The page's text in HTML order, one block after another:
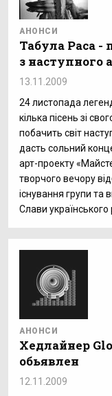
АНОНСИ
Табула Раса -
з наступного
13.11.2009
24 листопада
кілька пісень зі
побачить світ
дасть сольний
арт-проекту
творчого вечору
існування групи та
Слави українського
АНОНСИ
Хедлайнер
обьявлен
12.11.2009